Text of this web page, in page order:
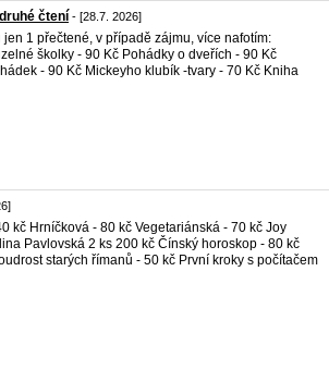
čtení - [28.7. 2026]
1 přečtené, v případě zájmu, více nafotím:
školky - 90 Kč Pohádky o dveřích - 90 Kč
- 90 Kč Mickeyho klubík -tvary - 70 Kč Kniha
kč Hrníčková - 80 kč Vegetariánská - 70 kč Joy
Pavlovská 2 ks 200 kč Čínský horoskop - 80 kč
starých římanů - 50 kč První kroky s počítačem